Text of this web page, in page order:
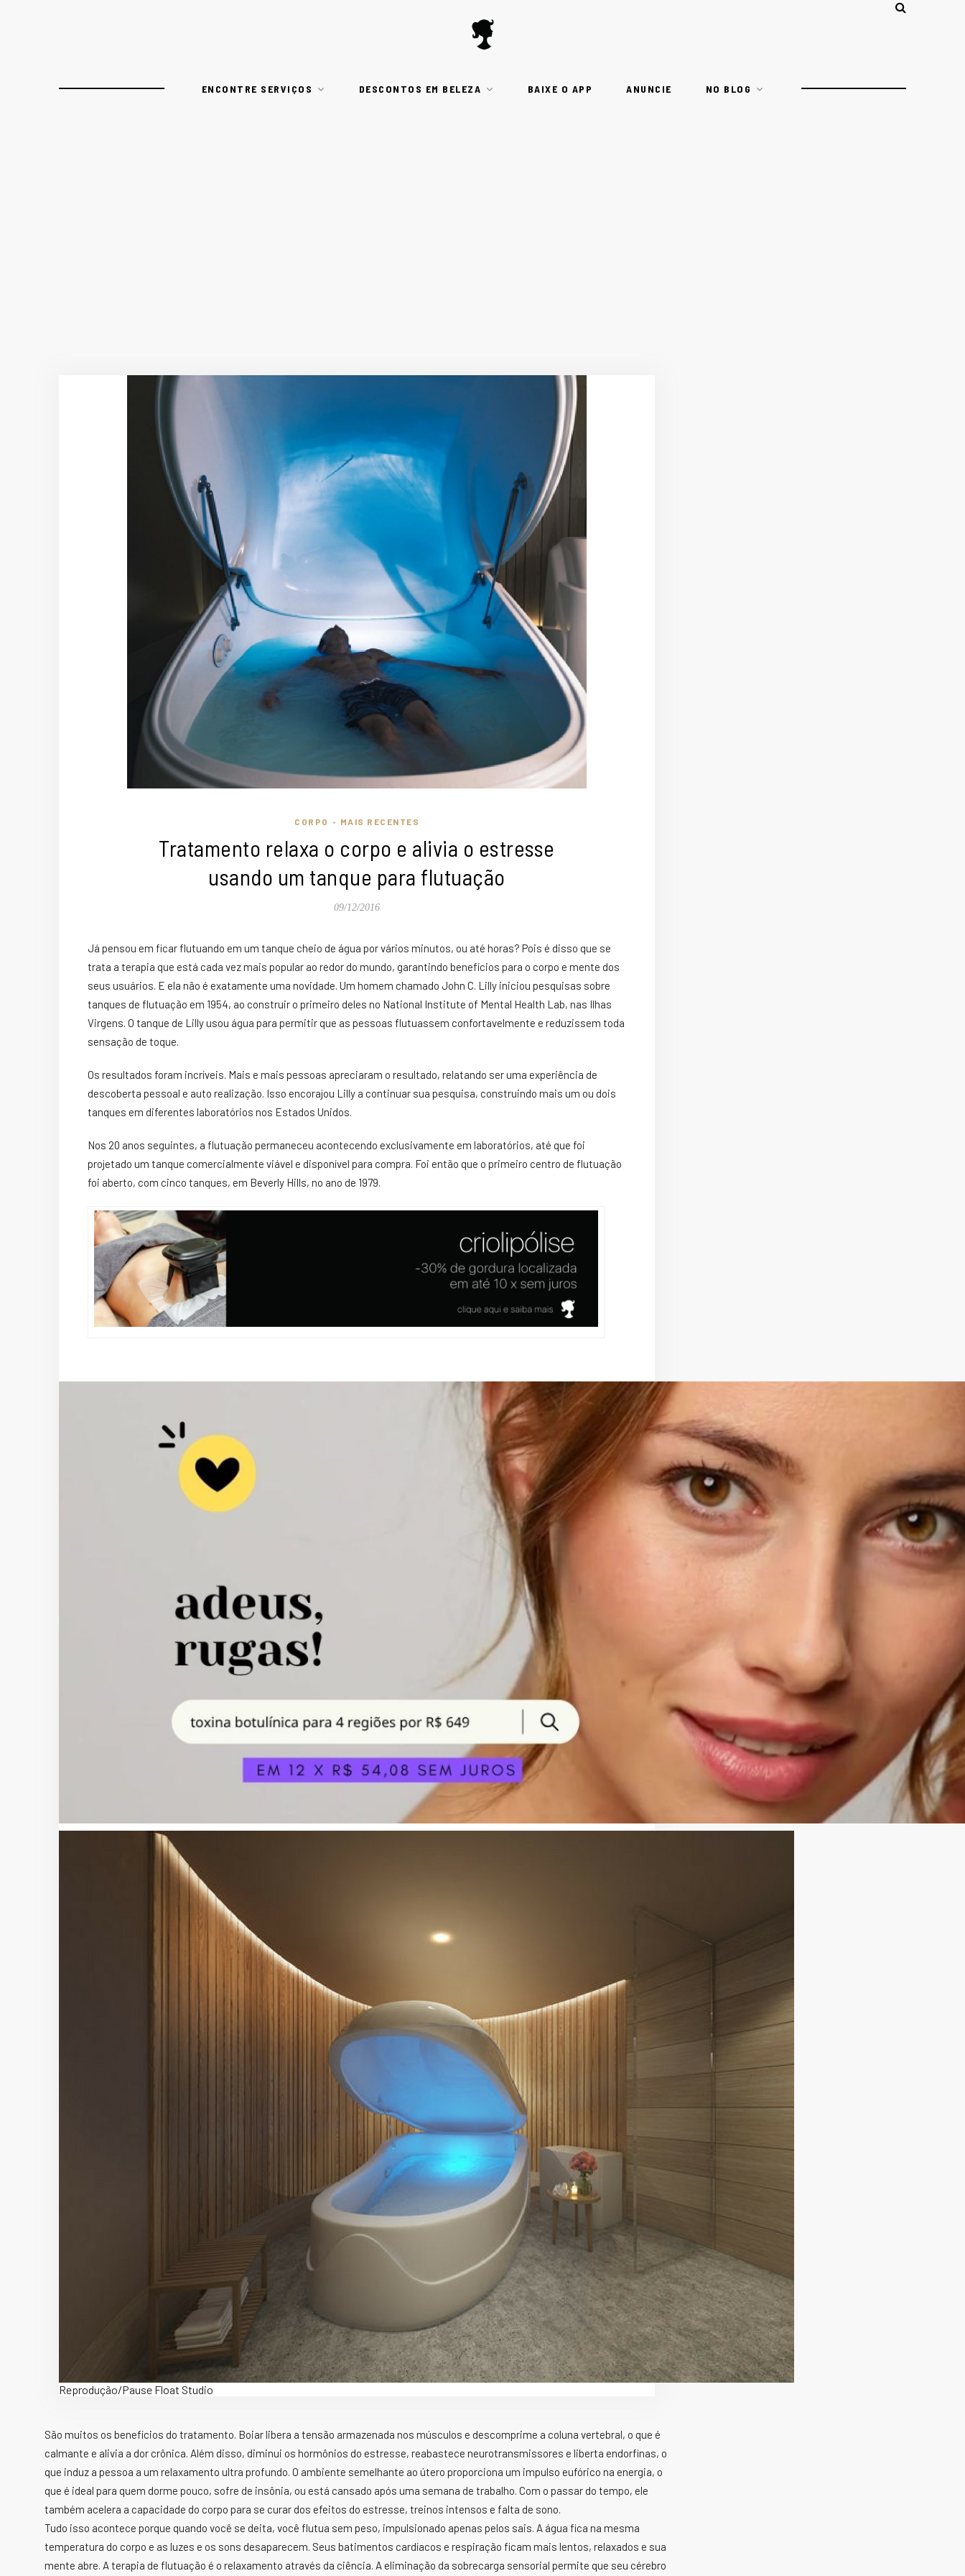
ENCONTRE SERVIÇOS DESCONTOS EM BELEZA BAIXE O APP ANUNCIE NO BLOG
CORPO • MAIS RECENTES
Tratamento relaxa o corpo e alivia o estresse
usando um tanque para flutuação
09/12/2016
Já pensou em ficar flutuando em um tanque cheio de água por vários minutos, ou até horas? Pois é disso que se
trata a terapia que está cada vez mais popular ao redor do mundo, garantindo benefícios para o corpo e mente dos
seus usuários. E ela não é exatamente uma novidade. Um homem chamado John C. Lilly iniciou pesquisas sobre
tanques de flutuação em 1954, ao construir o primeiro deles no National Institute of Mental Health Lab, nas Ilhas
Virgens. O tanque de Lilly usou água para permitir que as pessoas flutuassem confortavelmente e reduzissem toda
sensação de toque.
Os resultados foram incríveis. Mais e mais pessoas apreciaram o resultado, relatando ser uma experiência de
descoberta pessoal e auto realização. Isso encorajou Lilly a continuar sua pesquisa, construindo mais um ou dois
tanques em diferentes laboratórios nos Estados Unidos.
Nos 20 anos seguintes, a flutuação permaneceu acontecendo exclusivamente em laboratórios, até que foi
projetado um tanque comercialmente viável e disponível para compra. Foi então que o primeiro centro de flutuação
foi aberto, com cinco tanques, em Beverly Hills, no ano de 1979.
Reprodução/Pause Float Studio
São muitos os benefícios do tratamento. Boiar libera a tensão armazenada nos músculos e descomprime a coluna vertebral, o que é
calmante e alivia a dor crônica. Além disso, diminui os hormônios do estresse, reabastece neurotransmissores e liberta endorfinas, o
que induz a pessoa a um relaxamento ultra profundo. O ambiente semelhante ao útero proporciona um impulso eufórico na energia, o
que é ideal para quem dorme pouco, sofre de insônia, ou está cansado após uma semana de trabalho. Com o passar do tempo, ele
também acelera a capacidade do corpo para se curar dos efeitos do estresse, treinos intensos e falta de sono.
Tudo isso acontece porque quando você se deita, você flutua sem peso, impulsionado apenas pelos sais. A água fica na mesma
temperatura do corpo e as luzes e os sons desaparecem. Seus batimentos cardíacos e respiração ficam mais lentos, relaxados e sua
mente abre. A terapia de flutuação é o relaxamento através da ciência. A eliminação da sobrecarga sensorial permite que seu cérebro